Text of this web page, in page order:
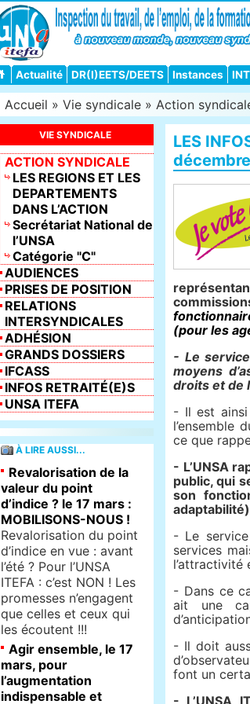
Actualité DR(I)EETS/DEETS Instances
Accueil » Vie syndicale » Action
LES
(pour les
- Le
moyens
droits et de
- Il est
l’ensemble
ce que
- L’UNSA
public, qui
son
- Le
services
l’attractivité
- Dans ce
ait une
- Il doit
font un
- L’UNSA
VIE SYNDICALE
ACTION SYNDICALE
LES REGIONS ET LES
DEPARTEMENTS
DANS L’ACTION
Secrétariat National de
l’UNSA
Catégorie "C"
AUDIENCES
PRISES DE POSITION
RELATIONS
INTERSYNDICALES
ADHÉSION
GRANDS DOSSIERS
IFCASS
INFOS RETRAITÉ(E)S
UNSA ITEFA
À LIRE AUSSI...
Revalorisation de la
valeur du point
d’indice ? le 17 mars :
MOBILISONS-NOUS !
Revalorisation du point
d’indice en vue : avant
l’été ? Pour l’UNSA
ITEFA : c’est NON ! Les
promesses n’engagent
que celles et ceux qui
les écoutent !!!
Agir ensemble, le 17
mars, pour
l’augmentation
indispensable et